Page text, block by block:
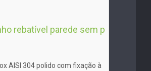
rebatível parede sem p
AISI 304 polido com fixação à